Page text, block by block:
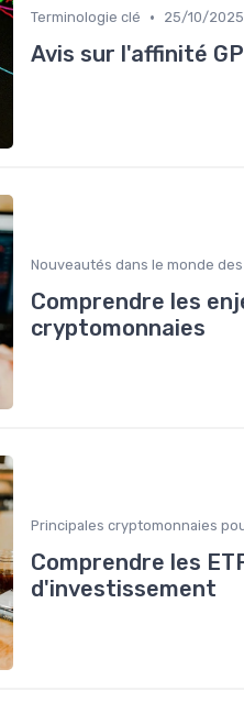
Terminologie clé • 25/10/2025
Avis sur l'affinité
Nouveautés dans le monde
Comprendre les
cryptomonnaies
Principales cryptomonnaies
Comprendre les
d'investissement